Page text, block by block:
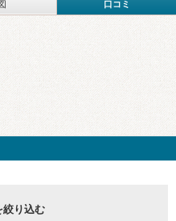
口コミ
絞り込む